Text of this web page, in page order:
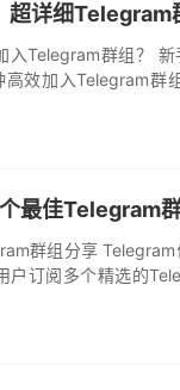
超详细Telegram
入Telegram群组？
效加入Telegram群
最佳Telegram
群组分享
户订阅多个精选的